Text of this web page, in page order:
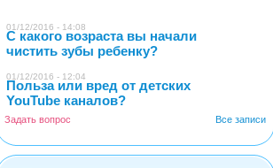
01/12/2016 - 14:08
С какого возраста вы начали
чистить зубы ребенку?
01/12/2016 - 12:04
Польза или вред от детских
YouTube каналов?
Все записи
Задать вопрос